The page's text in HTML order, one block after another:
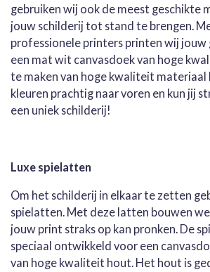
gebruiken wij ook de meest geschikte
jouw schilderij tot stand te brengen.
professionele printers printen wij
een mat wit canvasdoek van hoge
te maken van hoge kwaliteit materiaal
kleuren prachtig naar voren en kun jij
een uniek schilderij!
Luxe spielatten
Om het schilderij in elkaar te zetten
spielatten. Met deze latten bouwen
jouw print straks op kan pronken. De
speciaal ontwikkeld voor een
van hoge kwaliteit hout. Het hout is